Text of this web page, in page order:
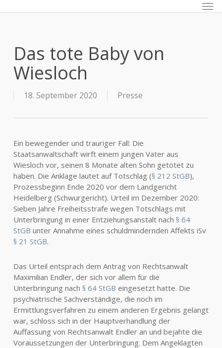
Das tote Baby von
Wiesloch
18. September 2020 Presse
Ein bewegender und trauriger Fall: Die
Staatsanwaltschaft wirft einem jungen Vater aus
Wiesloch vor, seinen 8 Monate alten Sohn getötet zu
haben. Die Anklage lautet auf Totschlag (§ 212 StGB),
Prozessbeginn Ende 2020 vor dem Landgericht
Heidelberg (Schwurgericht). Urteil im Dezember 2020:
Sieben Jahre Freiheitsstrafe wegen Totschlags mit
Unterbringung in einer Entziehungsanstalt nach § 64
StGB unter Annahme eines schuldmindernden Affekts iSv
§ 21 StGB.
Das Urteil entsprach dem Antrag von Rechtsanwalt
Maximilian Endler, der sich vor allem für die
Unterbringung nach § 64 StGB eingesetzt hatte. Die
psychiatrische Sachverständige, die noch im
Ermittlungsverfahren zu einem anderen Ergebnis gelangt
war, schloss sich in der Hauptverhandlung der
Auffassung von Rechtsanwalt Endler an und bejahte die
Voraussetzungen der Unterbringung. Dem Angeklagten